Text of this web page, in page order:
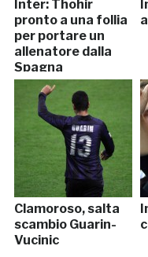
Inter: Thohir
pronto a una follia
per portare un
allenatore dalla
Spagna
Clamoroso, salta
scambio Guarin-
Vucinic